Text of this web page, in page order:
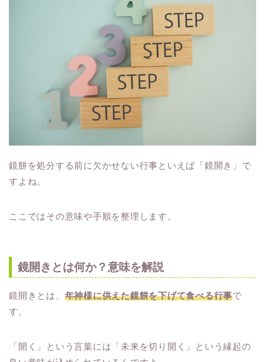
鏡餅を処分する前に欠かせない行事といえば「鏡開き」で
すよね。
ここではその意味や手順を整理します。
鏡開きとは何か？意味を解説
鏡開きとは、 年神様に供えた鏡餅を下げて食べる行事で
す。
「開く」という言葉には「未来を切り開く」という縁起の